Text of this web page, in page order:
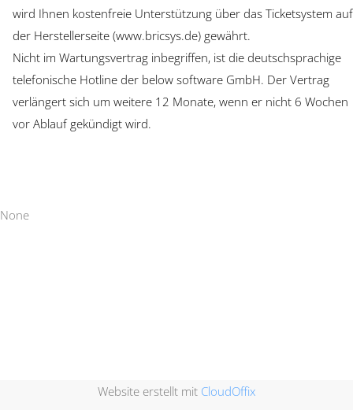
wird Ihnen kostenfreie Unterstützung über das Ticketsystem auf
der Herstellerseite (www.bricsys.de) gewährt.
Nicht im Wartungsvertrag inbegriffen, ist die deutschsprachige
telefonische Hotline der below software GmbH. Der Vertrag
verlängert sich um weitere 12 Monate, wenn er nicht 6 Wochen
vor Ablauf gekündigt wird.
None
Website erstellt mit CloudOffix